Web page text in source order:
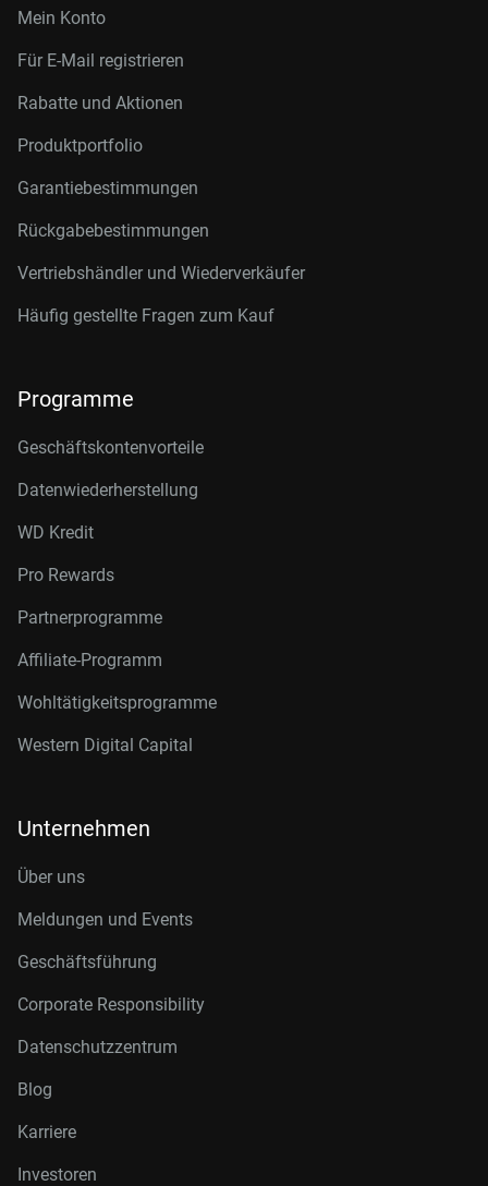
Mein Konto
Für E-Mail registrieren
Rabatte und Aktionen
Produktportfolio
Garantiebestimmungen
Rückgabebestimmungen
Vertriebshändler und Wiederverkäufer
Häufig gestellte Fragen zum Kauf
Programme
Geschäftskontenvorteile
Datenwiederherstellung
WD Kredit
Pro Rewards
Partnerprogramme
Affiliate-Programm
Wohltätigkeitsprogramme
Western Digital Capital
Unternehmen
Über uns
Meldungen und Events
Geschäftsführung
Corporate Responsibility
Datenschutzzentrum
Blog
Karriere
Investoren